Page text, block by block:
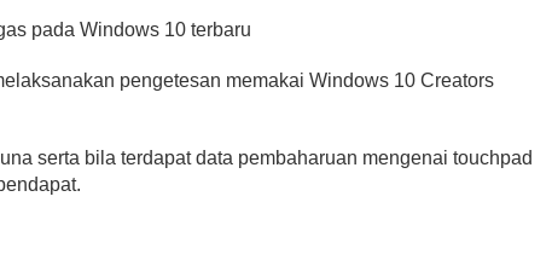
pada Windows 10 terbaru
pengetesan memakai Windows 10 Creators
serta bila terdapat data pembaharuan mengenai touchpad